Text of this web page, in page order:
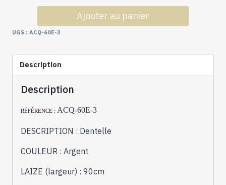
de
Dentelle
Laize
Ajouter au panier
UGS : ACQ-60E-3
Description
Description
RÉFÉRENCE : ACQ-60E-3
DESCRIPTION : Dentelle
COULEUR : Argent
LAIZE (largeur) : 90cm